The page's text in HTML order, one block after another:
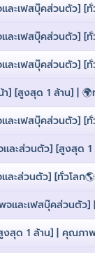
เละเฟสบุ๊คส่วนตัว]
เละเฟสบุ๊คส่วนตัว
เละเฟสบุ๊คส่วนตัว
] [สูงสุด 1 ล้าน] |
เละเฟสบุ๊คส่วนตัว
เละส่วนตัว] [สูงสุด
เละส่วนตัว] [ทั่วโ
จเเละเฟสบุ๊คส่วน
งสุด 1 ล้าน] | คุณภ